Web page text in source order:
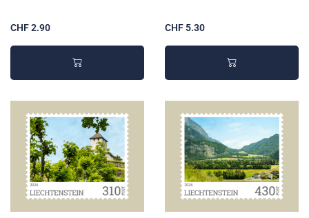
CHF 2.90 CHF 5.30